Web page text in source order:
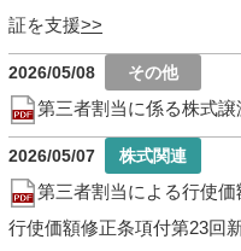
証を支援
2026/05/08
第三者割当に係る株式
2026/05/07
第三者割当による行使
行使価額修正条項付第23回